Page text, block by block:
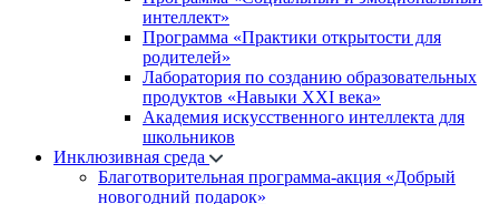
интеллект»
Программа «Практики открытости для
родителей»
Лаборатория по созданию образовательных
продуктов «Навыки XXI века»
Академия искусственного интеллекта для
школьников
Инклюзивная среда
Благотворительная программа-акция «Добрый
новогодний подарок»